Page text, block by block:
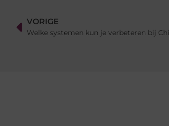
VORIGE
Welke systemen kun je verbeteren bij